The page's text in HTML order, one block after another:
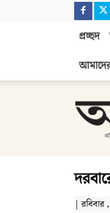
প্রচ্ছদ
আজাদী
| রবিবার